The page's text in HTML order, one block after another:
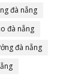
đà nẵng
đà nẵng
đà nẵng